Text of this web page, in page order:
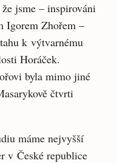
jsme – inspirováni
Igorem Zhořem –
k výtvarnému
Horáček.
byla mimo jiné
čtvrti
máme nejvyšší
v České republice